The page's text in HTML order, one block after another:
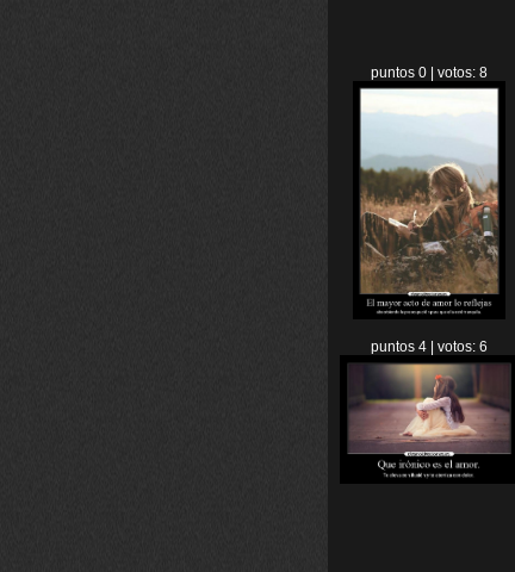
puntos 0 | votos: 8
puntos 4 | votos: 6